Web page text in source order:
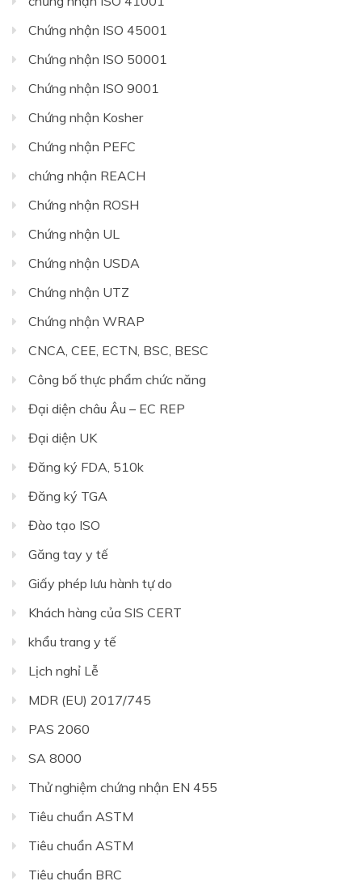
Chứng nhận ISO 45001
Chứng nhận ISO 50001
Chứng nhận ISO 9001
Chứng nhận Kosher
Chứng nhận PEFC
chứng nhận REACH
Chứng nhận ROSH
Chứng nhận UL
Chứng nhận USDA
Chứng nhận UTZ
Chứng nhận WRAP
CNCA, CEE, ECTN, BSC, BESC
Công bố thực phẩm chức năng
Đại diện châu Âu – EC REP
Đại diện UK
Đăng ký FDA, 510k
Đăng ký TGA
Đào tạo ISO
Găng tay y tế
Giấy phép lưu hành tự do
Khách hàng của SIS CERT
khẩu trang y tế
Lịch nghỉ Lễ
MDR (EU) 2017/745
PAS 2060
SA 8000
Thử nghiệm chứng nhận EN 455
Tiêu chuẩn ASTM
Tiêu chuẩn ASTM
Tiêu chuẩn BRC